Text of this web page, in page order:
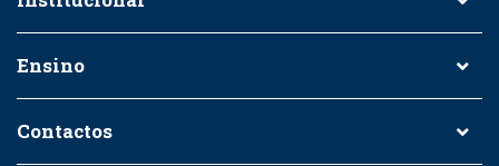
Ensino
Contactos